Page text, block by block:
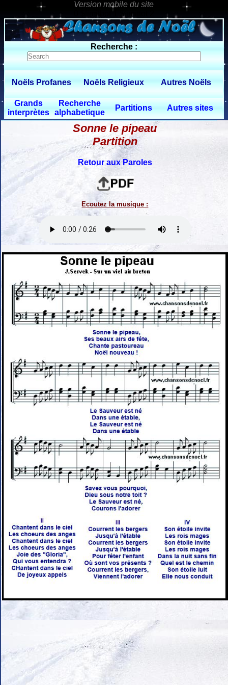
0 $limitbot 1 $limittot 2
Recherche :
Noëls Profanes Noëls Religieux Autres Noëls
Grands
interprètes
Recherche
alphabetique
Partitions Autres sites
Sonne le pipeau
Partition
Retour aux Paroles
Ecoutez la musique :